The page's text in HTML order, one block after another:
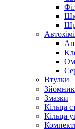
Втулки
Змазки
Кільца
Кільца